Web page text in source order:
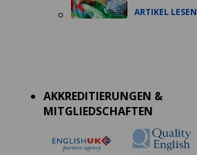
ARTIKEL LESEN
AKKREDITIERUNGEN &
MITGLIEDSCHAFTEN